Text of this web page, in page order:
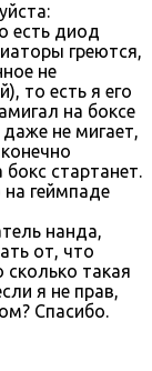
есть диод
греются,
не
то есть я его
на боксе
не мигает,
стартанет.
геймпаде
нанда,
от, что
сколько такая
я не прав,
Спасибо.